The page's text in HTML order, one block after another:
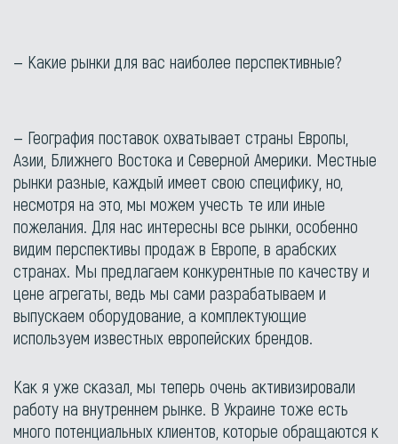
— Какие рынки для вас наиболее перспективные?
— География поставок охватывает страны Европы,
Азии, Ближнего Востока и Северной Америки. Местные
рынки разные, каждый имеет свою специфику, но,
несмотря на это, мы можем учесть те или иные
пожелания. Для нас интересны все рынки, особенно
видим перспективы продаж в Европе, в арабских
странах. Мы предлагаем конкурентные по качеству и
цене агрегаты, ведь мы сами разрабатываем и
выпускаем оборудование, а комплектующие
используем известных европейских брендов.
Как я уже сказал, мы теперь очень активизировали
работу на внутреннем рынке. В Украине тоже есть
много потенциальных клиентов, которые обращаются к